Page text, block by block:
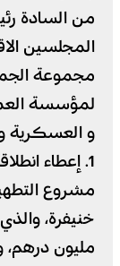
من السادة
المجلسين
مجموعة
لمؤسسة
و العسكرية و
1. إعطاء
مشروع
مليون